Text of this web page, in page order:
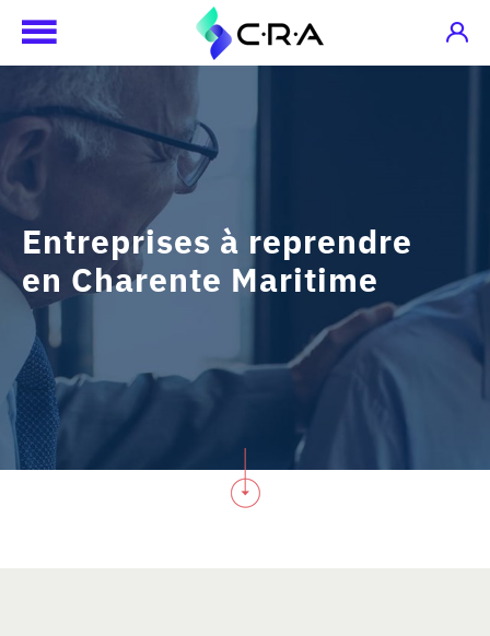
Entreprises à reprendre
en Charente Maritime